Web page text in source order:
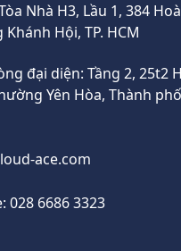
Nhà H3, Lầu 1, 384
Hội, TP. HCM
đại diện: Tầng 2, 25t2
Yên Hòa, Thành
ace.com
028 6686 3323